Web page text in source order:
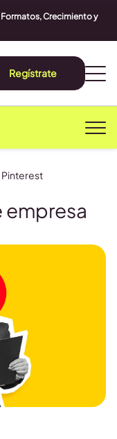
Formatos, Crecimiento y
Regístrate
empresa
Pinterest